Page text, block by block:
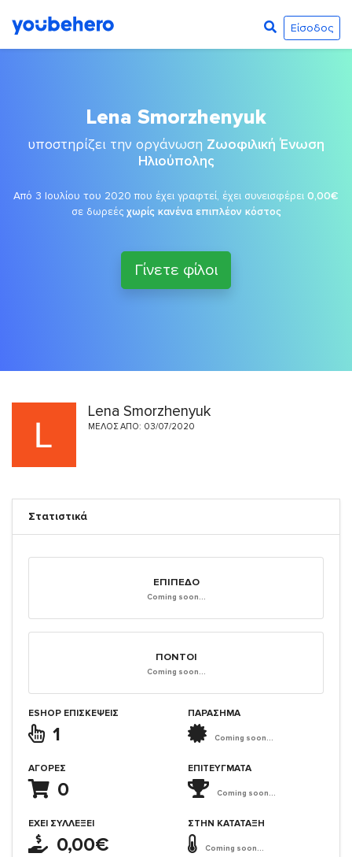
Είσοδος
Lena Smorzhenyuk
υποστηρίζει την οργάνωση Ζωοφιλική Ένωση
Ηλιούπολης
Από 3 Ιουλίου του 2020 που έχει γραφτεί, έχει συνεισφέρει 0,00€
σε δωρεές χωρίς κανένα επιπλέον κόστος
Γίνετε φίλοι
Lena Smorzhenyuk
ΜΈΛΟΣ ΑΠΌ: 03/07/2020
Στατιστικά
ΕΠΊΠΕΔΟ
Coming soon...
ΠΌΝΤΟΙ
Coming soon...
ESHOP ΕΠΙΣΚΈΨΕΙΣ
1
ΑΓΟΡΈΣ
0
ΈΧΕΙ ΣΥΛΛΈΞΕΙ
0,00€
ΠΑΡΑΣΗΜΑ
Coming soon...
ΕΠΙΤΕΎΓΜΑΤΑ
Coming soon...
ΣΤΗΝ ΚΑΤΆΤΑΞΗ
Coming soon...